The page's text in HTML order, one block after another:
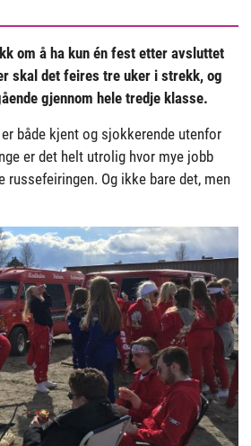
om å ha kun én fest etter avsluttet
skal det feires tre uker i strekk, og
gjennom hele tredje klasse.
både kjent og sjokkerende utenfor
er det helt utrolig hvor mye jobb
russefeiringen. Og ikke bare det, men